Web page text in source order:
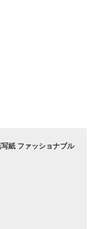
紙 ファッショナブル